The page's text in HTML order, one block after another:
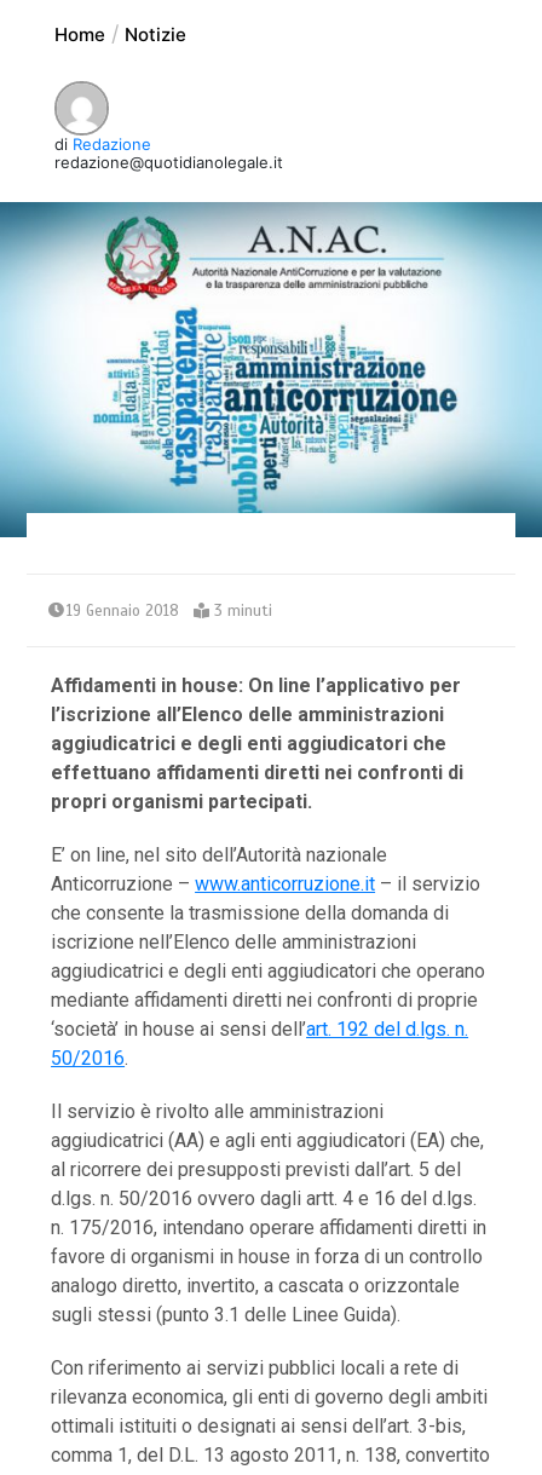
Home Notizie
di Redazione
redazione@quotidianolegale.it
19 Gennaio 2018 3 minuti
Affidamenti in house: On line l’applicativo per
l’iscrizione all’Elenco delle amministrazioni
aggiudicatrici e degli enti aggiudicatori che
effettuano affidamenti diretti nei confronti di
propri organismi partecipati.
E’ on line, nel sito dell’Autorità nazionale
Anticorruzione –www.anticorruzione.it – il servizio
che consente la trasmissione della domanda di
iscrizione nell’Elenco delle amministrazioni
aggiudicatrici e degli enti aggiudicatori che operano
mediante affidamenti diretti nei confronti di proprie
‘società’ in house ai sensi dell’art. 192 del d.lgs. n.
50/2016.
Il servizio è rivolto alle amministrazioni
aggiudicatrici (AA) e agli enti aggiudicatori (EA) che,
al ricorrere dei presupposti previsti dall’art. 5 del
d.lgs. n. 50/2016 ovvero dagli artt. 4 e 16 del d.lgs.
n. 175/2016, intendano operare affidamenti diretti in
favore di organismi in house in forza di un controllo
analogo diretto, invertito, a cascata o orizzontale
sugli stessi (punto 3.1 delle Linee Guida).
Con riferimento ai servizi pubblici locali a rete di
rilevanza economica, gli enti di governo degli ambiti
ottimali istituiti o designati ai sensi dell’art. 3-bis,
comma 1, del D.L. 13 agosto 2011, n. 138, convertito